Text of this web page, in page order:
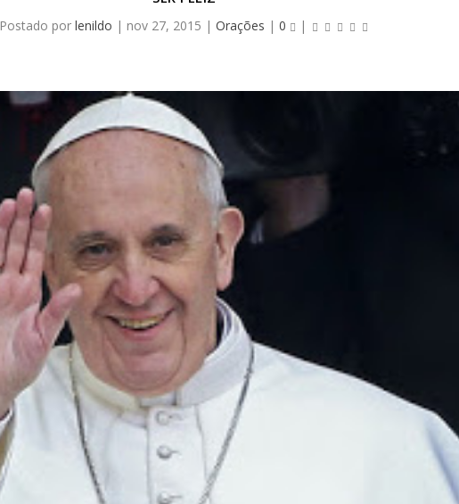
Postado porlenildo | nov 27, 2015 |Orações |0 |